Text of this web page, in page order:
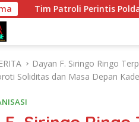
Perintis Polda Metro Jaya
Dayan F. Siringo Ringo
Soliditas dan Masa Depan